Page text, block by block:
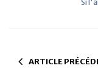
Si
ARTICLE